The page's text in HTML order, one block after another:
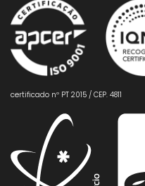
certificado nº PT 2015 / CEP. 4811